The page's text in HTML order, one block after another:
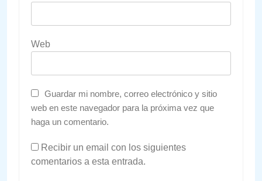
Web
Guardar mi nombre, correo electrónico y sitio
web en este navegador para la próxima vez que
haga un comentario.
Recibir un email con los siguientes
comentarios a esta entrada.